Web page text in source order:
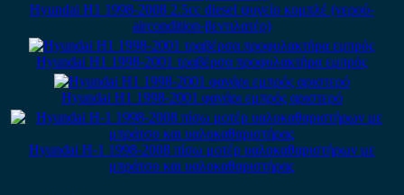
Hyundai H1 1998-2008 2.5cc diesel ψυγείο κομπλέ (νερού-
aircondition-βεντιλατέρ)
Hyundai H1 1998-2001 τραβέρσα προφυλακτήρα εμπρός
Hyundai H1 1998-2001 φανάρι εμπρός αριστερό
Hyundai H-1 1998-2008 πίσω μοτέρ υαλοκαθαριστήρων με
μπράτσο και υαλοκαθαριστήρας